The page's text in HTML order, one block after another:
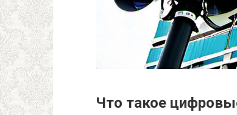
Что такое